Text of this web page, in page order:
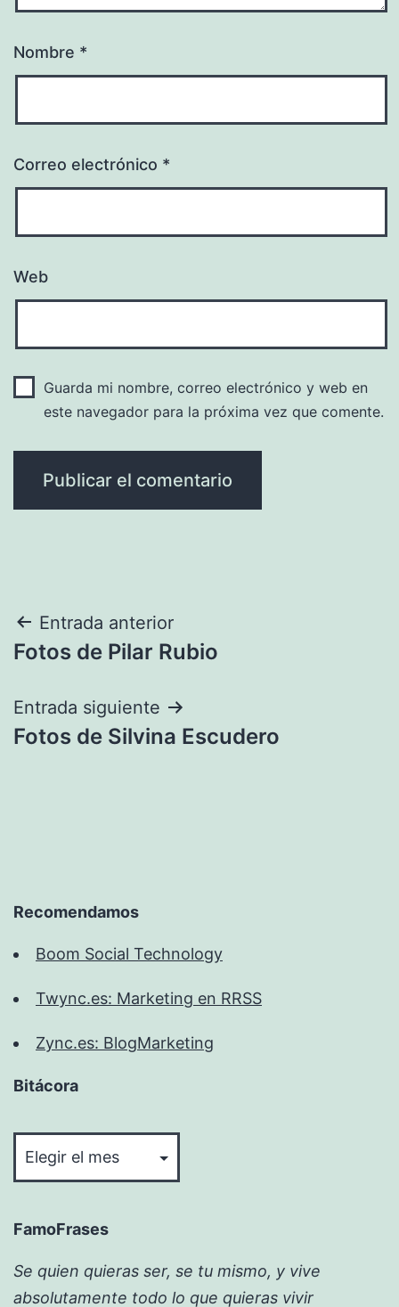
Nombre *
Correo electrónico *
Web
Guarda mi nombre, correo electrónico y web en
este navegador para la próxima vez que comente.
Navegación
de
entradas
Entrada anterior
Fotos de Pilar Rubio
Entrada siguiente
Fotos de Silvina Escudero
Recomendamos
Boom Social Technology
Twync.es: Marketing en RRSS
Zync.es: BlogMarketing
Bitácora
FamoFrases
Se quien quieras ser, se tu mismo, y vive
absolutamente todo lo que quieras vivir